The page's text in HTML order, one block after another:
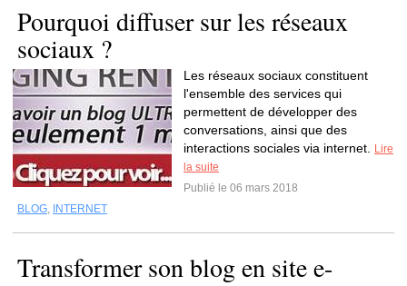
Pourquoi diffuser sur les réseaux
sociaux ?
Les réseaux sociaux constituent
l'ensemble des services qui
permettent de développer des
conversations, ainsi que des
interactions sociales via internet.
Lire
la suite
Publié le 06 mars 2018
BLOG, INTERNET
Transformer son blog en site e-